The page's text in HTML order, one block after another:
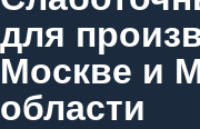
для
Москве и
области